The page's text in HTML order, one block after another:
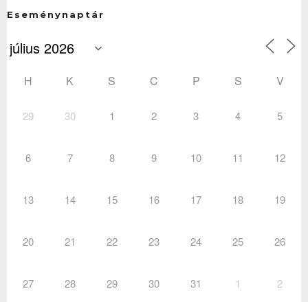
Eseménynaptár
H K S C P S V
29 30 1 2 3 4 5
6 7 8 9 10 11 12
13 14 15 16 17 18 19
20 21 22 23 24 25 26
27 28 29 30 31 1 2